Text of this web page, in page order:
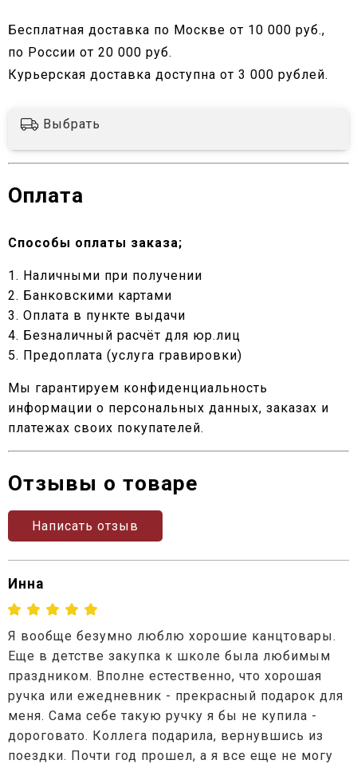
Бесплатная доставка по Москве от 10 000 руб.,
по России от 20 000 руб.
Курьерская доставка доступна от 3 000 рублей.
Выбрать
Оплата
Способы оплаты заказа;
1. Наличными при получении
2. Банковскими картами
3. Оплата в пункте выдачи
4. Безналичный расчёт для юр.лиц
5. Предоплата (услуга гравировки)
Мы гарантируем конфиденциальность
информации о персональных данных, заказах и
платежах своих покупателей.
Отзывы о товаре
Написать отзыв
Инна
Я вообще безумно люблю хорошие канцтовары.
Еще в детстве закупка к школе была любимым
праздником. Вполне естественно, что хорошая
ручка или ежедневник - прекрасный подарок для
меня. Сама себе такую ручку я бы не купила -
дороговато. Коллега подарила, вернувшись из
поездки. Почти год прошел, а я все еще не могу